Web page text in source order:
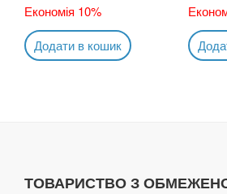
Економія 10%
Додати в кошик
ТОВАРИСТВО З